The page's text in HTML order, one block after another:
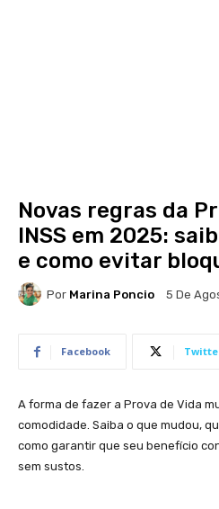
Novas regras da
INSS em 2025:
e como evitar
Por Marina Poncio 5 De
Facebook
A forma de fazer a Prova de Vida
comodidade. Saiba o que mudou,
como garantir que seu benefício
sem sustos.